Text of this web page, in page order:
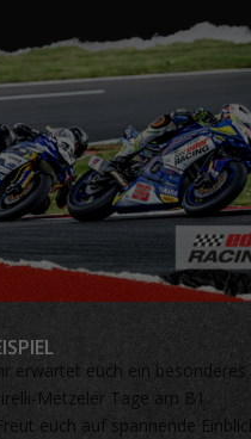
erwartet euch ein besonderes
Metzeler Tage am B1
euch auf spannende